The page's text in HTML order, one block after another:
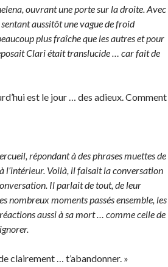
ouvrant une porte sur la droite. Avec
aussitôt une vague de froid
plus fraîche que les autres et pour
Clari était translucide … car fait de
est le jour … des adieux. Comment
répondant à des phrases muettes de
l’intérieur. Voilà, il faisait la conversation
Il parlait de tout, de leur
nombreux moments passés ensemble, les
aussi à sa mort … comme celle de
clairement … t’abandonner. »